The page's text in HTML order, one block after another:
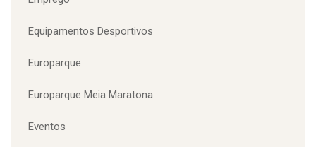
Candidaturas Encerradas
Desporto
Desporto Adaptado
Emprego